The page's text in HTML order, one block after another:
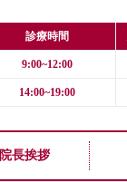
診療時間
9:00~12:00
14:00~19:00
院長挨拶